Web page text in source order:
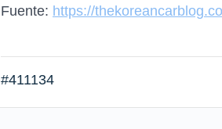
Fuente: https://
#411134